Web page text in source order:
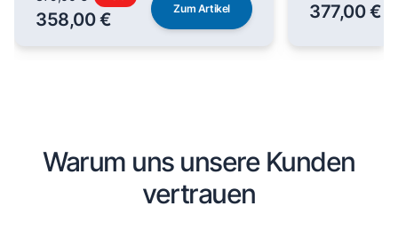
358,00 €
Zum Artikel 377,00 €
Warum uns unsere Kunden
vertrauen